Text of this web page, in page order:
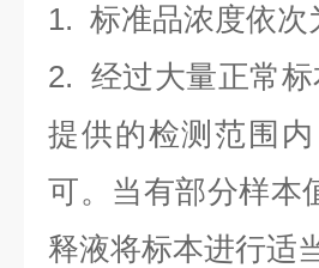
1. 标准品浓度依次
2. 经过大量正常
提供的检测范围
可。当有部分样本
释液将标本进行适